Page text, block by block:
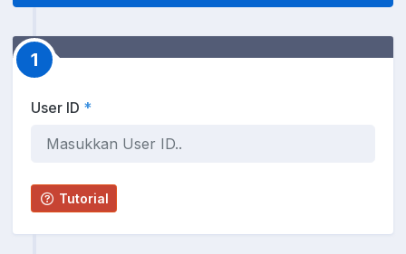
1
User ID *
Tutorial